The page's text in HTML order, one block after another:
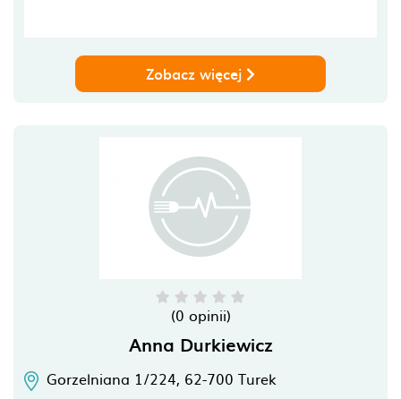
Zobacz więcej
(0 opinii)
Anna Durkiewicz
Gorzelniana 1/224, 62-700 Turek